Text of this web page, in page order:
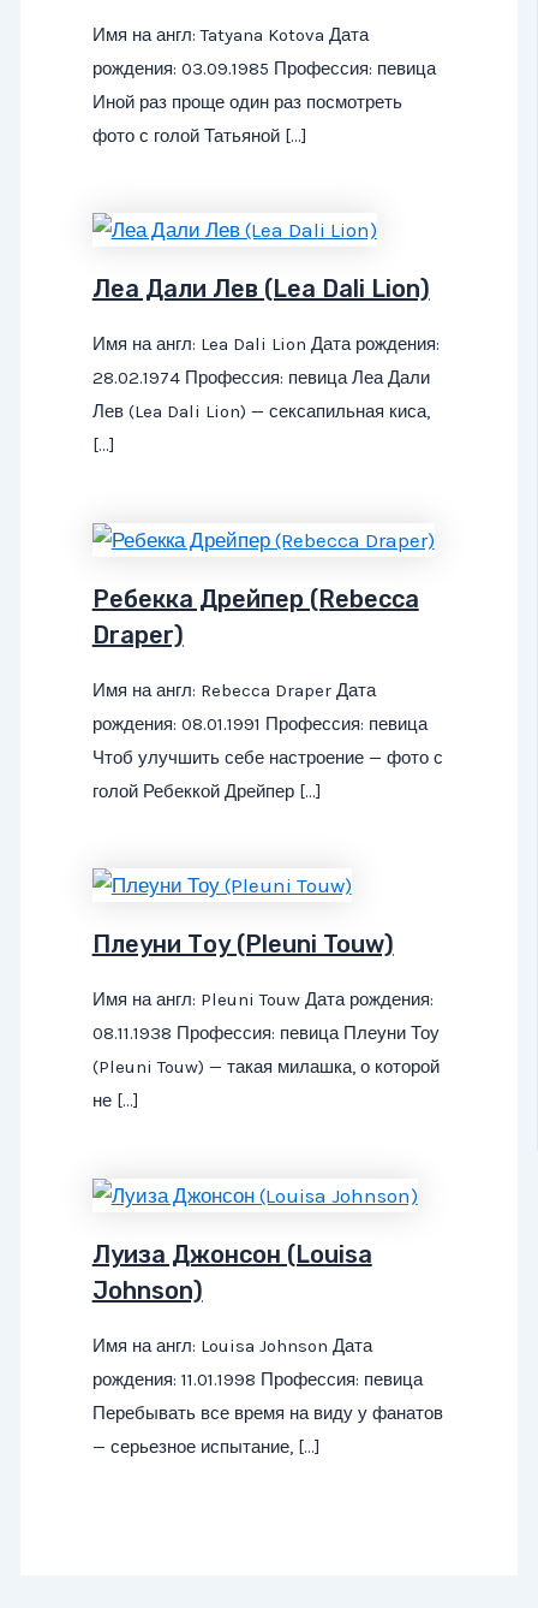
Имя на англ: Tatyana Kotova Дата
рождения: 03.09.1985 Профессия: певица
Иной раз проще один раз посмотреть
фото с голой Татьяной […]
Леа Дали Лев (Lea Dali Lion)
Имя на англ: Lea Dali Lion Дата рождения:
28.02.1974 Профессия: певица Леа Дали
Лев (Lea Dali Lion) — сексапильная киса,
[…]
Ребекка Дрейпер (Rebecca
Draper)
Имя на англ: Rebecca Draper Дата
рождения: 08.01.1991 Профессия: певица
Чтоб улучшить себе настроение — фото с
голой Ребеккой Дрейпер […]
Плеуни Тоу (Pleuni Touw)
Имя на англ: Pleuni Touw Дата рождения:
08.11.1938 Профессия: певица Плеуни Тоу
(Pleuni Touw) — такая милашка, о которой
не […]
Луиза Джонсон (Louisa
Johnson)
Имя на англ: Louisa Johnson Дата
рождения: 11.01.1998 Профессия: певица
Перебывать все время на виду у фанатов
— серьезное испытание, […]